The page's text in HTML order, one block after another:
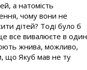
а натомість
чому вони не
дітей? Тоді було б
все вивалюєте в один
жнива, можливо,
що Якуб мав не ту